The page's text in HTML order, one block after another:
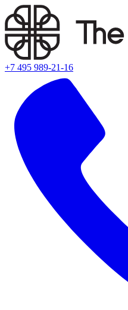
+7 495 989-21-16